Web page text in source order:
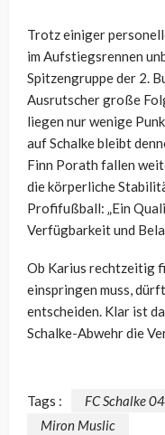
Trotz einiger
im Aufstiegsrennen
Spitzengruppe der 2.
Ausrutscher große
liegen nur wenige
auf Schalke bleibt
Finn Porath fallen
die körperliche
Profifußball: „Ein
Verfügbarkeit und
Ob Karius rechtzeitig
einspringen muss,
entscheiden. Klar ist
Schalke-Abwehr die
Tags : FC Schalke 04
Miron Muslic